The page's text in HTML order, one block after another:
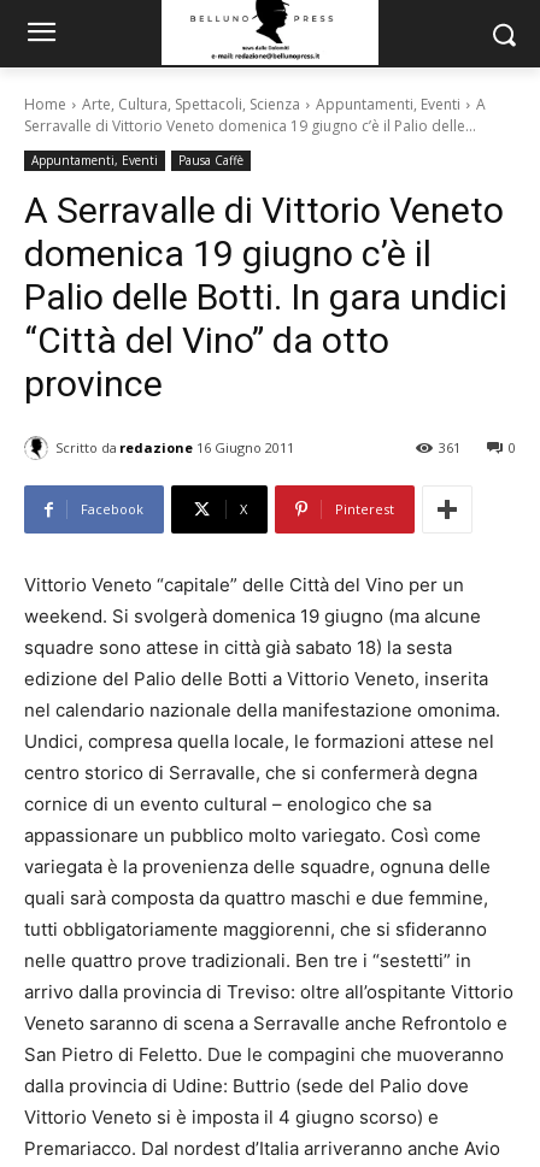
Home Arte, Cultura, Spettacoli, Scienza Appuntamenti, Eventi
A
Serravalle di Vittorio Veneto domenica 19 giugno c’è il Palio delle...
Appuntamenti, Eventi Pausa Caffè
A Serravalle di Vittorio Veneto
domenica 19 giugno c’è il
Palio delle Botti. In gara undici
“Città del Vino” da otto
province
Scritto da redazione 16 Giugno 2011 0
361
Facebook X Pinterest
Vittorio Veneto “capitale” delle Città del Vino per un
weekend. Si svolgerà domenica 19 giugno (ma alcune
squadre sono attese in città già sabato 18) la sesta
edizione del Palio delle Botti a Vittorio Veneto, inserita
nel calendario nazionale della manifestazione omonima.
Undici, compresa quella locale, le formazioni attese nel
centro storico di Serravalle, che si confermerà degna
cornice di un evento cultural – enologico che sa
appassionare un pubblico molto variegato. Così come
variegata è la provenienza delle squadre, ognuna delle
quali sarà composta da quattro maschi e due femmine,
tutti obbligatoriamente maggiorenni, che si sfideranno
nelle quattro prove tradizionali. Ben tre i “sestetti” in
arrivo dalla provincia di Treviso: oltre all’ospitante Vittorio
Veneto saranno di scena a Serravalle anche Refrontolo e
San Pietro di Feletto. Due le compagini che muoveranno
dalla provincia di Udine: Buttrio (sede del Palio dove
Vittorio Veneto si è imposta il 4 giugno scorso) e
Premariacco. Dal nordest d’Italia arriveranno anche Avio